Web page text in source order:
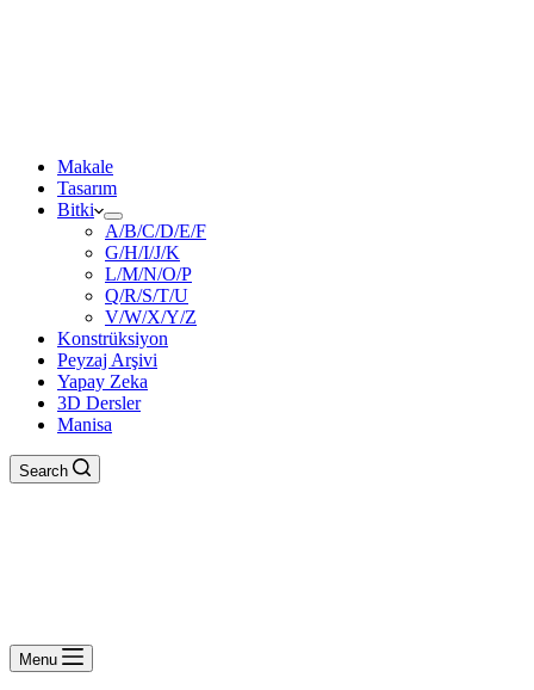
Makale
Tasarım
Bitki
A/B/C/D/E/F
G/H/I/J/K
L/M/N/O/P
Q/R/S/T/U
V/W/X/Y/Z
Konstrüksiyon
Peyzaj Arşivi
Yapay Zeka
3D Dersler
Manisa
Search
Menu